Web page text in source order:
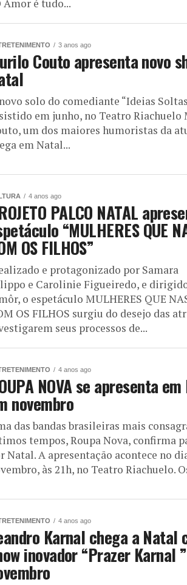
Amor é tudo...
3 anos ago
Couto apresenta novo
solo do comediante “Ideias
em junho, no Teatro Riachuelo
um dos maiores humoristas da
em Natal...
4 anos ago
PALCO NATAL
“MULHERES QUE
OS FILHOS”
e protagonizado por Samara
e Carolinie Figueiredo, e
o espetáculo MULHERES QUE
OS FILHOS surgiu do desejo das
seus processos de...
4 anos ago
NOVA se apresenta
novembro
das bandas brasileiras mais
tempos, Roupa Nova, confirma
Natal. A apresentação acontece no
às 21h, no Teatro Riachuelo.
4 anos ago
Karnal chega a Natal
inovador “Prazer Karnal